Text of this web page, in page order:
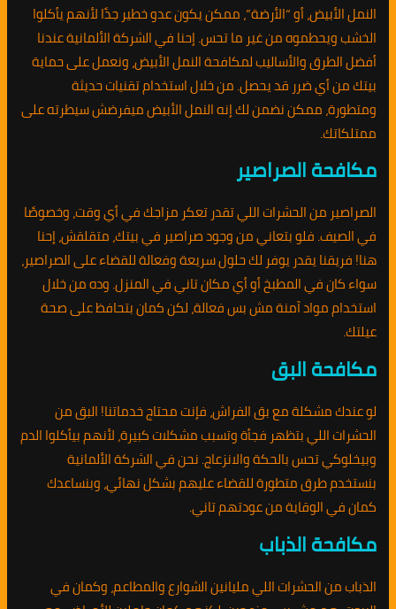
النمل الأبيض، أو “الأرضة”، ممكن يكون عدو خطير جدًا لأنهم يأكلوا
الخشب ويحطموه من غير ما تحس. إحنا في الشركة الألمانية عندنا
أفضل الطرق والأساليب لمكافحة النمل الأبيض، ونعمل على حماية
بيتك من أي ضرر قد يحصل. من خلال استخدام تقنيات حديثة
ومتطورة، ممكن نضمن لك إنه النمل الأبيض ميفرضش سيطرته على
ممتلكاتك.
مكافحة الصراصير
الصراصير من الحشرات اللي تقدر تعكر مزاجك في أي وقت، وخصوصًا
في الصيف. فلو بتعاني من وجود صراصير في بيتك، متقلقش، إحنا
هنا! فريقنا يقدر يوفر لك حلول سريعة وفعالة للقضاء على الصراصير،
سواء كان في المطبخ أو أي مكان تاني في المنزل. وده من خلال
استخدام مواد آمنة مش بس فعالة، لكن كمان بتحافظ على صحة
عيلتك.
مكافحة البق
لو عندك مشكلة مع بق الفراش، فإنت محتاج خدماتنا! البق من
الحشرات اللي بتظهر فجأة وتسبب مشكلات كبيرة، لأنهم بيأكلوا الدم
وبيخلوكي تحس بالحكة والانزعاج. نحن في الشركة الألمانية
بنستخدم طرق متطورة للقضاء عليهم بشكل نهائي، وبنساعدك
كمان في الوقاية من عودتهم تاني.
مكافحة الذباب
الذباب من الحشرات اللي مليانين الشوارع والمطاعم، وكمان في